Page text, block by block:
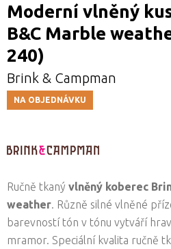
Moderní vlněný
B&C Marble
240)
Brink & Campman
NA OBJEDNÁVKU
Ručně tkaný vlněný koberec
weather. Různě silné vlněné
barevností tón v tónu vytváří
mramor. Speciální kvalita ručně